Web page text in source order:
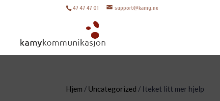
47 47 47 01 support@kamy.no
Hjem / Uncategorized / Iteket litt mer hjelp